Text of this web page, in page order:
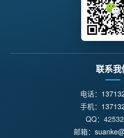
联系我
电话：
手机：
QQ：
邮箱：